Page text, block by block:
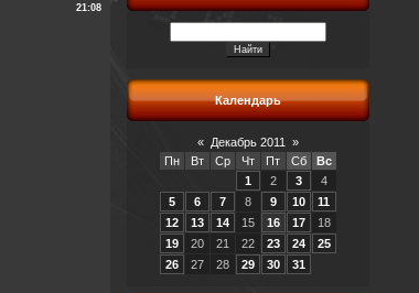
21:08
Календарь
« Декабрь 2011
»
Пн
Вт Ср Чт Пт Сб
Вс
1
2 3
4
5
6 7 8 9 10
11
12
13 14 15 16 17
18
19
20 21 22 23 24
25
26
27 28 29 30 31